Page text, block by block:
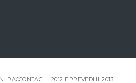
RACCONTACI IL 2012 E PREVEDI IL 2013